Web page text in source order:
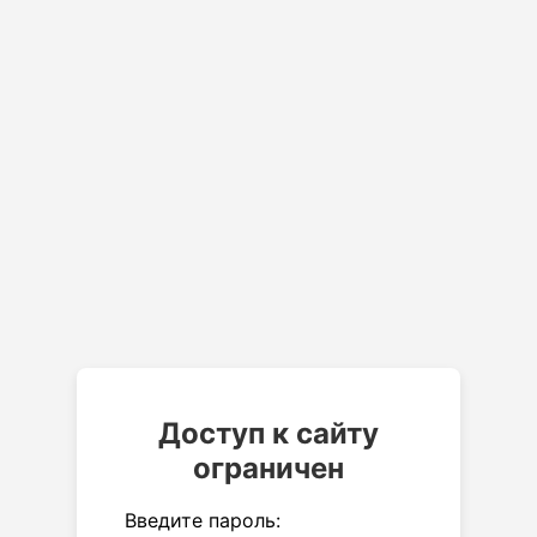
Доступ к сайту
ограничен
Введите пароль: